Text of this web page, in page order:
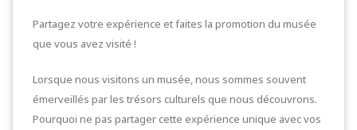
Partagez votre expérience et faites la promotion du musée
que vous avez visité !
Lorsque nous visitons un musée, nous sommes souvent
émerveillés par les trésors culturels que nous découvrons.
Pourquoi ne pas partager cette expérience unique avec vos